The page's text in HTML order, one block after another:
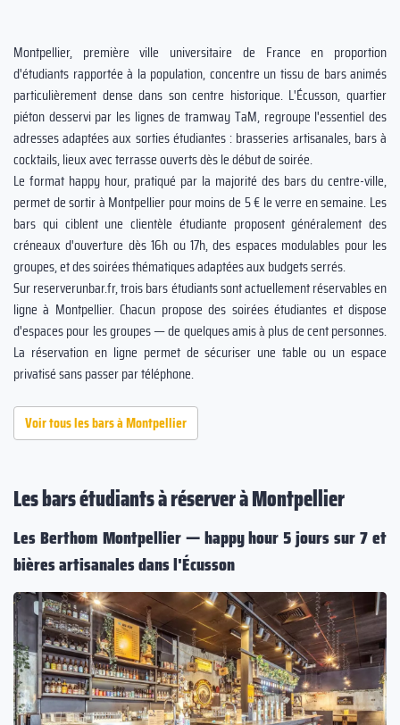
Montpellier, première ville universitaire de France en proportion
d'étudiants rapportée à la population, concentre un tissu de bars animés
particulièrement dense dans son centre historique. L'Écusson, quartier
piéton desservi par les lignes de tramway TaM, regroupe l'essentiel des
adresses adaptées aux sorties étudiantes : brasseries artisanales, bars à
cocktails, lieux avec terrasse ouverts dès le début de soirée.
Le format happy hour, pratiqué par la majorité des bars du centre-ville,
permet de sortir à Montpellier pour moins de 5 € le verre en semaine. Les
bars qui ciblent une clientèle étudiante proposent généralement des
créneaux d'ouverture dès 16h ou 17h, des espaces modulables pour les
groupes, et des soirées thématiques adaptées aux budgets serrés.
Sur reserverunbar.fr, trois bars étudiants sont actuellement réservables en
ligne à Montpellier. Chacun propose des soirées étudiantes et dispose
d'espaces pour les groupes — de quelques amis à plus de cent personnes.
La réservation en ligne permet de sécuriser une table ou un espace
privatisé sans passer par téléphone.
Voir tous les bars à Montpellier
Les bars étudiants à réserver à Montpellier
Les Berthom Montpellier — happy hour 5 jours sur 7 et
bières artisanales dans l'Écusson